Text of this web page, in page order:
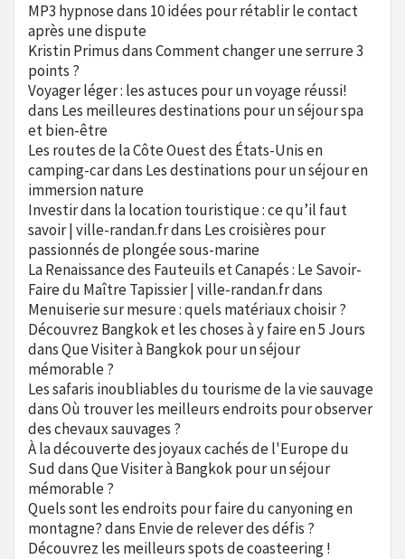
MP3 hypnosedans 10 idées pour rétablir le contact
après une dispute
Kristin PrimusdansComment changer une serrure 3
points ?
Voyager léger : les astuces pour un voyage réussi!
dans Les meilleures destinations pour un séjour spa
et bien-être
Les routes de la Côte Ouest des États-Unis en
camping-cardans Les destinations pour un séjour en
immersion nature
Investir dans la location touristique : ce qu’il faut
savoir | ville-randan.frdans Les croisières pour
passionnés de plongée sous-marine
La Renaissance des Fauteuils et Canapés : Le Savoir-
Faire du Maître Tapissier | ville-randan.frdans
Menuiserie sur mesure : quels matériaux choisir ?
Découvrez Bangkok et les choses à y faire en 5 Jours
dansQue Visiter à Bangkok pour un séjour
mémorable ?
Les safaris inoubliables du tourisme de la vie sauvage
dansOù trouver les meilleurs endroits pour observer
des chevaux sauvages ?
À la découverte des joyaux cachés de l'Europe du
SuddansQue Visiter à Bangkok pour un séjour
mémorable ?
Quels sont les endroits pour faire du canyoning en
montagne?dans Envie de relever des défis ?
Découvrez les meilleurs spots de coasteering !